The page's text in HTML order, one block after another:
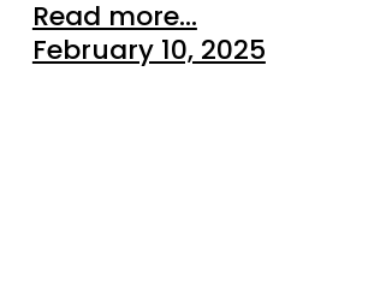
Read more...
February 10, 2025